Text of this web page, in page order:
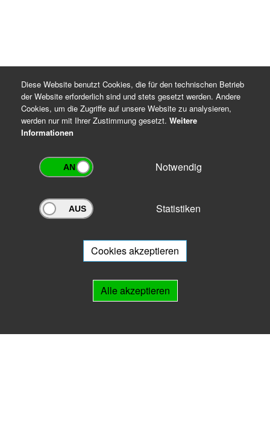
Archivportal Thüringen
Ihnen beratend zur Seite.
Diese Website benutzt Cookies, die für den technischen Betrieb
der Website erforderlich sind und stets gesetzt werden. Andere
Cookies, um die Zugriffe auf unsere Website zu analysieren,
werden nur mit Ihrer Zustimmung gesetzt. Weitere
Informationen
Notwendig
Statistiken
Cookies akzeptieren
Alle akzeptieren